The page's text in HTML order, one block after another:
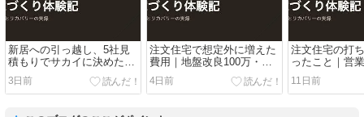
新居への引っ越し、5社見
積もりでサカイに決めた理
由｜冷蔵庫の搬入トラブル
と業者選びのコツ【実体
験】
3日前
注文住宅で想定外に増えた
費用｜地盤改良100万・水
道引き込み50万は本体価格
の外だった話【実体験】
4日前
注文住宅の打
ったこと｜営
監督で話が伝
った話【実体
11日前